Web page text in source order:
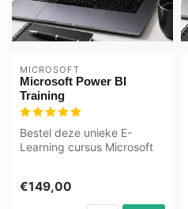
MICROSOFT
Microsoft Power BI
Training
Bestel deze unieke E-
Learning cursus Microsoft
€149,00